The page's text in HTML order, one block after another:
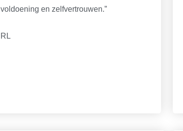
voldoening en zelfvertrouwen.”
RL